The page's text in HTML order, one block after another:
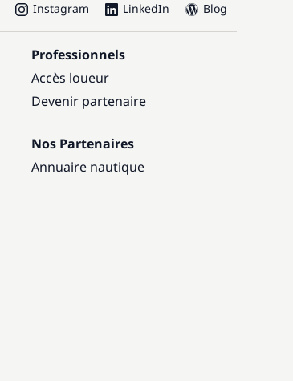
Instagram LinkedIn Blog
Professionnels
Accès loueur
Devenir partenaire
Nos Partenaires
Annuaire nautique